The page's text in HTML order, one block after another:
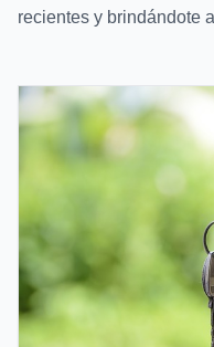
recientes y brindándote